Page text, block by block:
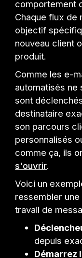
comportement
Chaque flux de
objectif
nouveau client
produit.
Comme les e-
automatisés ne
sont
destinataire
son parcours
personnalisés
comme ça, ils
s'ouvrir.
Voici un
ressembler
travail de
depuis
Démarrez